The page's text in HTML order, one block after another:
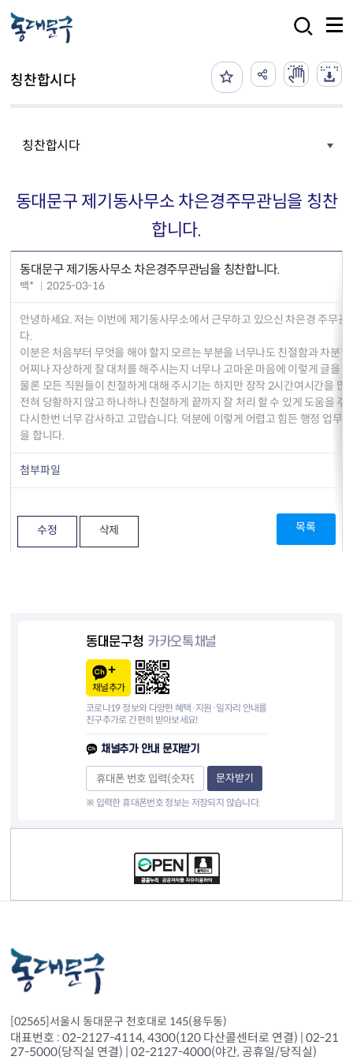
칭찬합시다
칭찬합시다
동대문구 제기동사무소 차은경주무관님을 칭찬
합니다.
동대문구 제기동사무소 차은경주무관님을 칭찬합니다.
백* 2025-03-16
안녕하세요. 저는 이번에 제기동사무소에서 근무하고 있으신 차은경 주무
다.
이분은 처음부터 무엇을 해야 할지 모르는 부분을 너무나도 친절함과 차분
어찌나 자상하게 잘 대처를 해주시는지 너무나 고마운 마음에 이렇게 글을
물론 모든 직원들이 친절하게 대해 주시기는 하지만 장작 2시간여시간을 많
전혀 당황하지 않고 하나하나 친절하게 끝까지 잘 처리 할 수 있게 도움을 주
다시한번 너무 감사하고 고맙습니다. 덕분에 이렇게 어렵고 힘든 행정 업무
을 합니다.
첨부파일
수정 삭제 목록
동대문구청 카카오톡채널
채널추가
코로나19 정보와 다양한 혜택·지원·일자리 안내를
친구추가로 간편히 받아보세요!
채널추가 안내 문자받기
문자받기
※ 입력한 휴대폰번호 정보는 저장되지 않습니다.
[02565]서울시 동대문구 천호대로 145(용두동)
대표번호 : 02-2127-4114, 4300(120 다산콜센터로 연결) | 02-21
27-5000(당직실 연결) | 02-2127-4000(야간, 공휴일/당직실)